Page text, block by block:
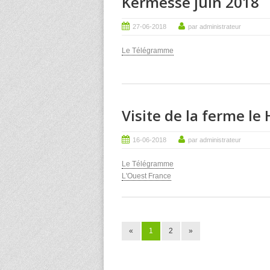
27-06-2018 par administrateur
Le Télégramme
Visite de la ferme le
16-06-2018 par administrateur
Le Télégramme
L'Ouest France
« 1 2 »